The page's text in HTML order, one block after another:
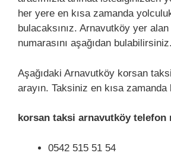
her yere en kısa zamanda
bulacaksınız. Arnavutköy yer
numarasını aşağıdan bulabilirsiniz.
Aşağıdaki Arnavutköy korsan
arayın. Taksiniz en kısa zamanda
korsan taksi arnavutköy telefon
0542 515 51 54